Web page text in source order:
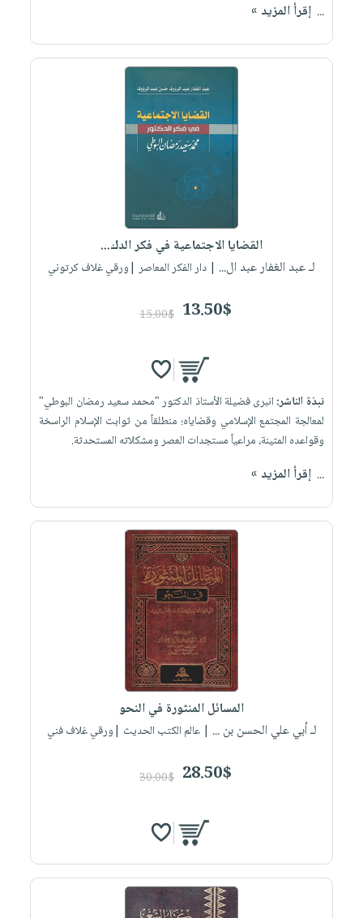
... إقرأ المزيد »
القضايا الاجتماعية في فكر الدك...
لـ عبد الغفار عبد ال... | دار الفكر المعاصر |ورقي غلاف كرتوني
13.50$
15.00$
نبذة الناشر: انبرى فضيلة الأستاذ الدكتور "محمد سعيد رمضان البوطي"
لمعالجة المجتمع الإسلامي وقضاياه؛ منطلقاً من ثوابت الإسلام الراسخة
وقواعده المتينة، مراعياً مستجدات العصر ومشكلاته المستحدثة.
... إقرأ المزيد »
المسائل المنثورة في النحو
لـ أبي علي الحسن بن ... | عالم الكتب الحديث |ورقي غلاف فني
28.50$
30.00$